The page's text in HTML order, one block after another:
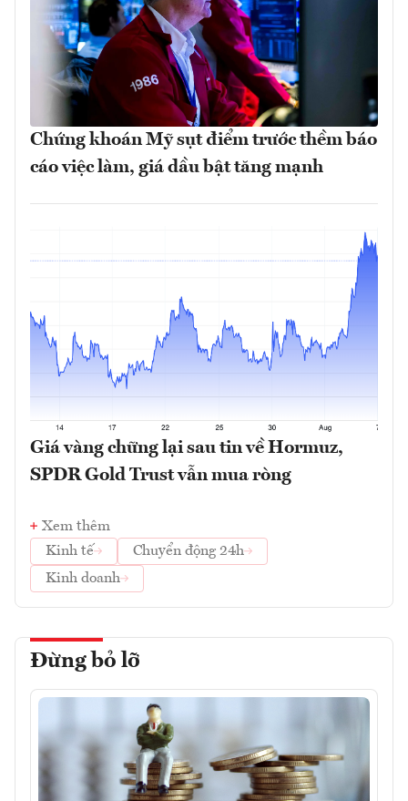
Chứng khoán Mỹ sụt điểm trước thềm báo
cáo việc làm, giá dầu bật tăng mạnh
Giá vàng chững lại sau tin về Hormuz,
SPDR Gold Trust vẫn mua ròng
Xem thêm
Kinh tế
Chuyển động 24h
Kinh doanh
Đừng bỏ lỡ